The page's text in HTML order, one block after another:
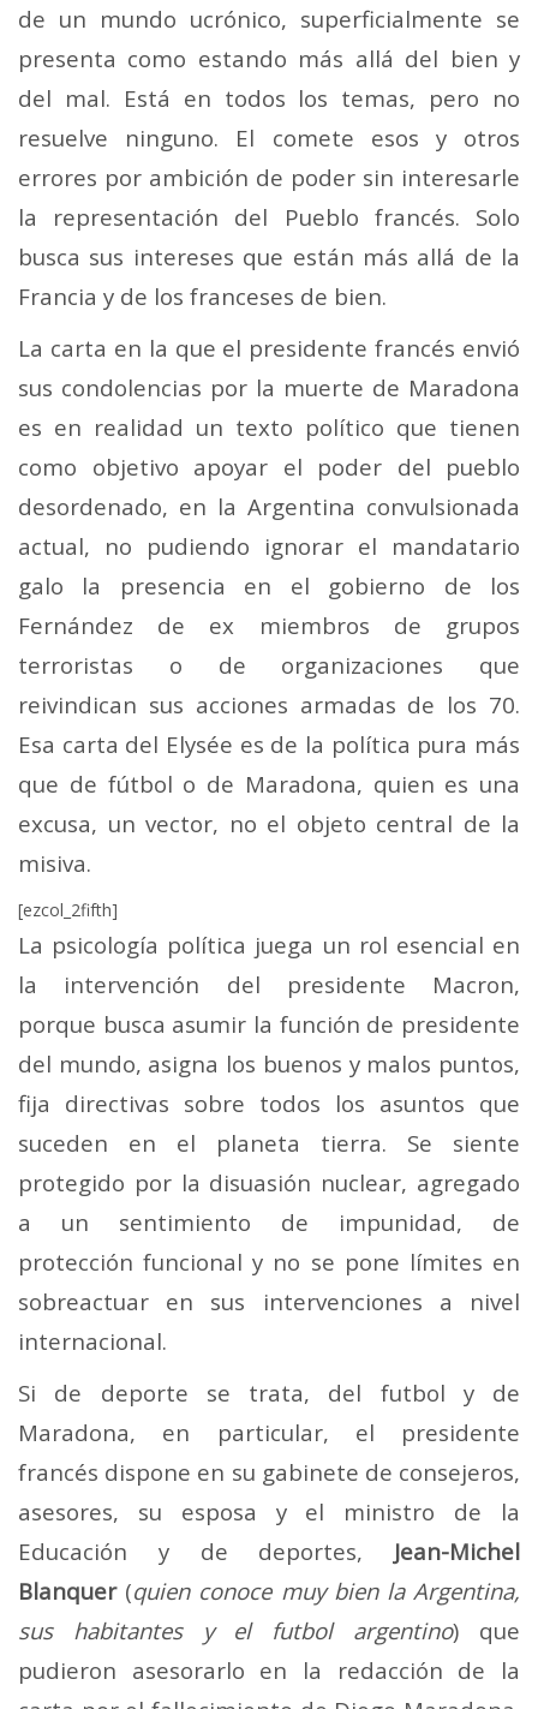
de un mundo ucrónico, superficialmente se
presenta como estando más allá del bien y
del mal. Está en todos los temas, pero no
resuelve ninguno. El comete esos y otros
errores por ambición de poder sin interesarle
la representación del Pueblo francés. Solo
busca sus intereses que están más allá de la
Francia y de los franceses de bien.
La carta en la que el presidente francés envió
sus condolencias por la muerte de Maradona
es en realidad un texto político que tienen
como objetivo apoyar el poder del pueblo
desordenado, en la Argentina convulsionada
actual, no pudiendo ignorar el mandatario
galo la presencia en el gobierno de los
Fernández de ex miembros de grupos
terroristas o de organizaciones que
reivindican sus acciones armadas de los 70.
Esa carta del Elysée es de la política pura más
que de fútbol o de Maradona, quien es una
excusa, un vector, no el objeto central de la
misiva.
[ezcol_2fifth]
La psicología política juega un rol esencial en
la intervención del presidente Macron,
porque busca asumir la función de presidente
del mundo, asigna los buenos y malos puntos,
fija directivas sobre todos los asuntos que
suceden en el planeta tierra. Se siente
protegido por la disuasión nuclear, agregado
a un sentimiento de impunidad, de
protección funcional y no se pone límites en
sobreactuar en sus intervenciones a nivel
internacional.
Si de deporte se trata, del futbol y de
Maradona, en particular, el presidente
francés dispone en su gabinete de consejeros,
asesores, su esposa y el ministro de la
Educación y de deportes, Jean-Michel
Blanquer(quien conoce muy bien la Argentina,
sus habitantes y el futbol argentino) que
pudieron asesorarlo en la redacción de la